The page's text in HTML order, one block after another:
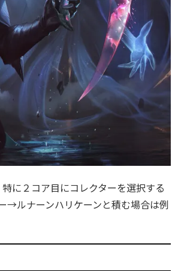
に２コア目にコレクターを選択する
→ルナーンハリケーンと積む場合は例